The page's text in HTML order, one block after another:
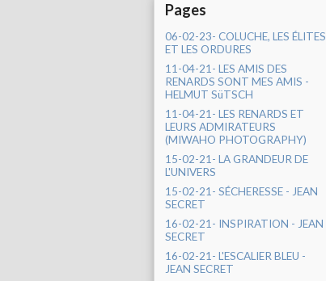
Pages
06-02-23- COLUCHE, LES ÉLITES
ET LES ORDURES
11-04-21- LES AMIS DES
RENARDS SONT MES AMIS -
HELMUT SüTSCH
11-04-21- LES RENARDS ET
LEURS ADMIRATEURS
(MIWAHO PHOTOGRAPHY)
15-02-21- LA GRANDEUR DE
L'UNIVERS
15-02-21- SÉCHERESSE - JEAN
SECRET
16-02-21- INSPIRATION - JEAN
SECRET
16-02-21- L'ESCALIER BLEU -
JEAN SECRET